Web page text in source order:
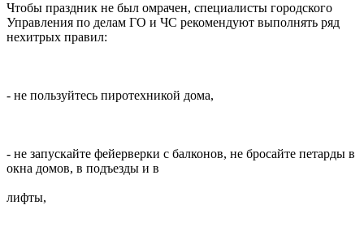
Чтобы праздник не был омрачен, специалисты городского
Управления по делам ГО и ЧС рекомендуют выполнять ряд
нехитрых правил:
- не пользуйтесь пиротехникой дома,
- не запускайте фейерверки с балконов, не бросайте петарды в
окна домов, в подъезды и в
лифты,